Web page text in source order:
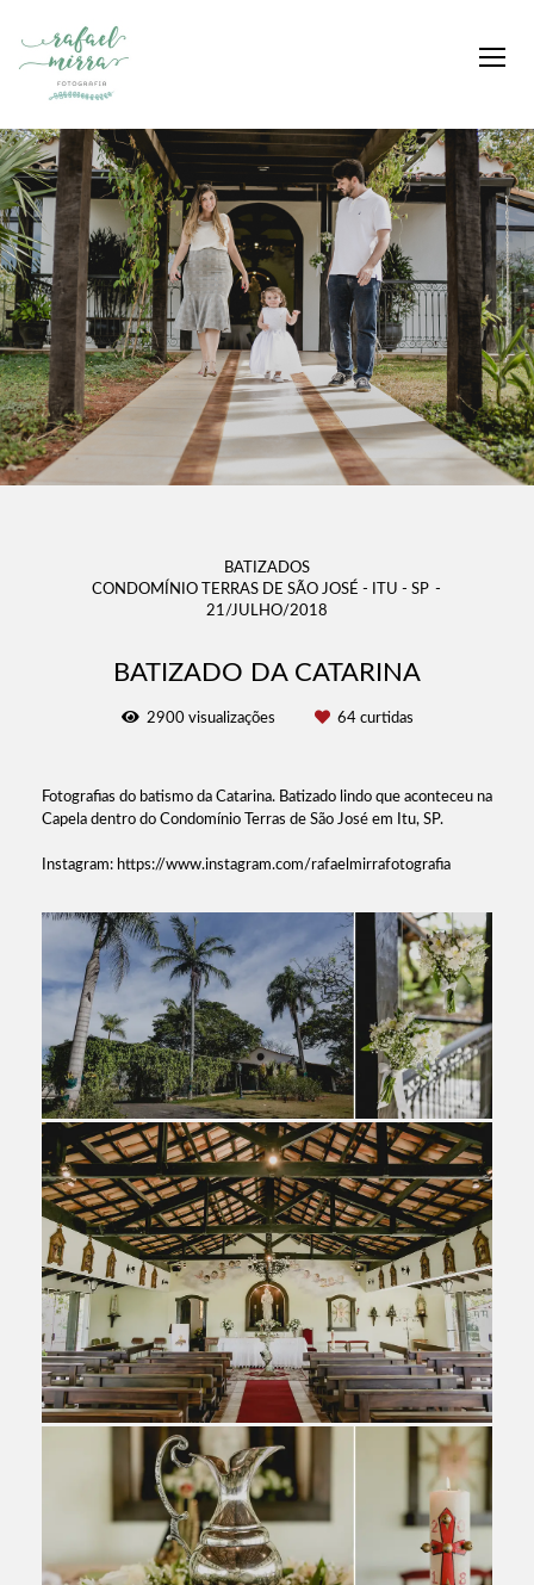
BATIZADOS
CONDOMÍNIO TERRAS DE SÃO JOSÉ - ITU - SP
21/JULHO/2018
BATIZADO DA CATARINA
2900visualizações 64curtidas
Fotografias do batismo da Catarina. Batizado lindo que aconteceu na
Capela dentro do Condomínio Terras de São José em Itu, SP.
Instagram: https://www.instagram.com/rafaelmirrafotografia